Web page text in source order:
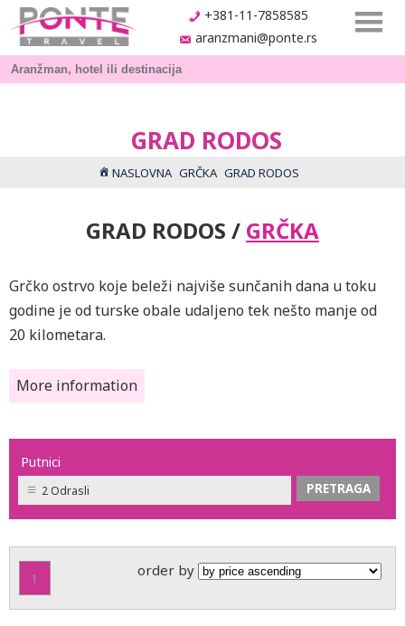
+381-11-7858585
aranzmani@ponte.rs
GRAD RODOS
NASLOVNA GRČKA GRAD RODOS
GRAD RODOS / GRČKA
Grčko ostrvo koje beleži najviše sunčanih dana u toku
godine je od turske obale udaljeno tek nešto manje od
20 kilometara.
More information
Putnici
2 Odrasli
1 order by